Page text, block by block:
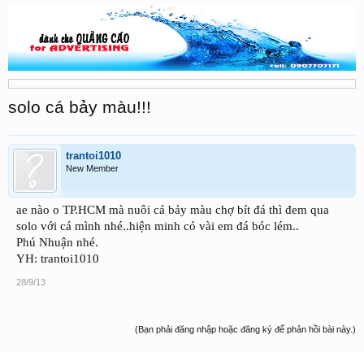
solo cá bảy màu!!!
trantoi1010
New Member
ae nào o TP.HCM mà nuôi cá bảy màu chợ bít đá thì đem qua
solo với cá mình nhé..hiện minh có vài em đá bóc lém..
Phú Nhuận nhé.
YH: trantoi1010
28/9/13
(Bạn phải đăng nhập hoặc đăng ký để phản hồi bài này.)